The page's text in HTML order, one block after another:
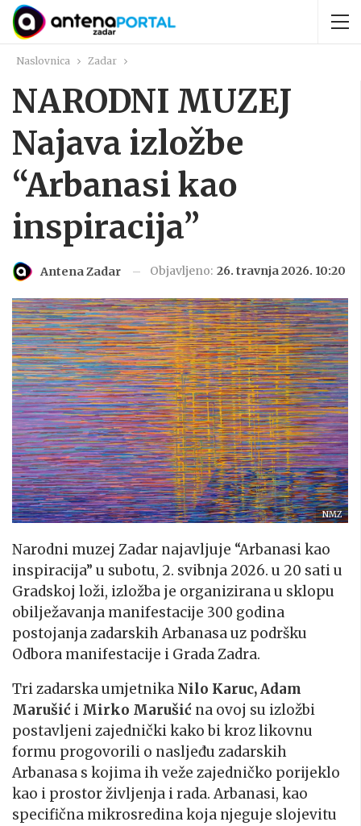
Naslovnica Zadar
NARODNI MUZEJ
Najava izložbe
“Arbanasi kao
inspiracija”
Antena Zadar Objavljeno: 26. travnja 2026. 10:20
NMZ
Narodni muzej Zadar najavljuje “Arbanasi kao
inspiracija” u subotu, 2. svibnja 2026. u 20 sati u
Gradskoj loži, izložba je organizirana u sklopu
obilježavanja manifestacije 300 godina
postojanja zadarskih Arbanasa uz podršku
Odbora manifestacije i Grada Zadra.
Tri zadarska umjetnika Nilo Karuc, Adam
Marušić i Mirko Marušić na ovoj su izložbi
postavljeni zajednički kako bi kroz likovnu
formu progovorili o nasljeđu zadarskih
Arbanasa s kojima ih veže zajedničko porijeklo
kao i prostor življenja i rada. Arbanasi, kao
specifična mikrosredina koja njeguje slojevitu